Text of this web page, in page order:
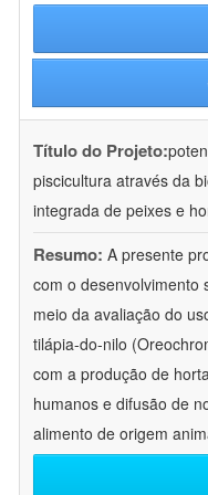
Título do Projeto:
piscicultura através da
integrada de peixes e
Resumo: A presente
com o desenvolvimento
meio da avaliação do
tilápia-do-nilo
com a produção de
humanos e difusão de
alimento de origem